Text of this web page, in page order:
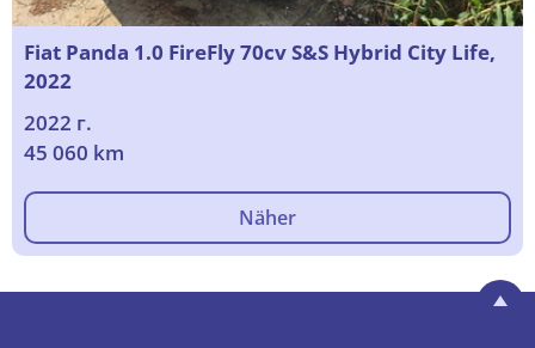
Fiat Panda 1.0 FireFly 70cv S&S Hybrid City Life,
2022
2022 г.
45 060 km
Näher